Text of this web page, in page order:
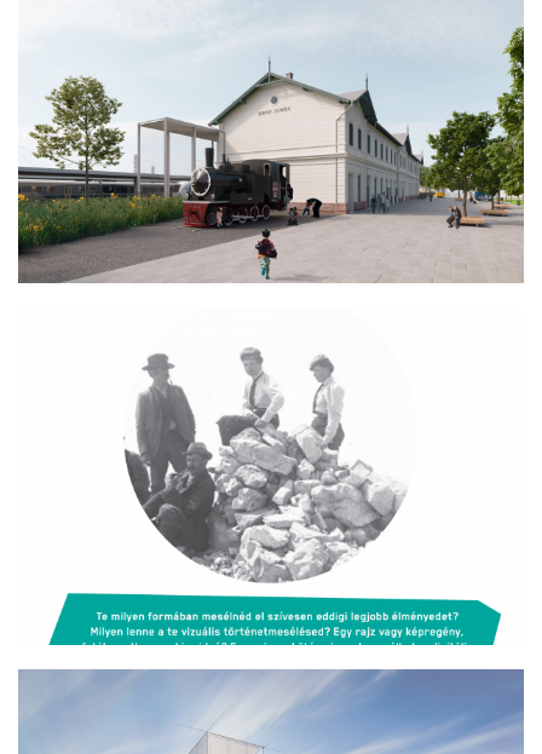
A KÖZLEKEDÉSI MÚZEUM ÚJ
KIÁLLÍTÓHELYE LESZ A KELENFÖLDI
ÁLLOMÁSÉPÜLET
EÖTVÖS LORÁND - „TURISTA AZ, AKI
ÚTRA KEL…” A TUDÓS ÉS HEGYMÁSZÓ
EÖTVÖS LORÁND FÉNYKÉPEI